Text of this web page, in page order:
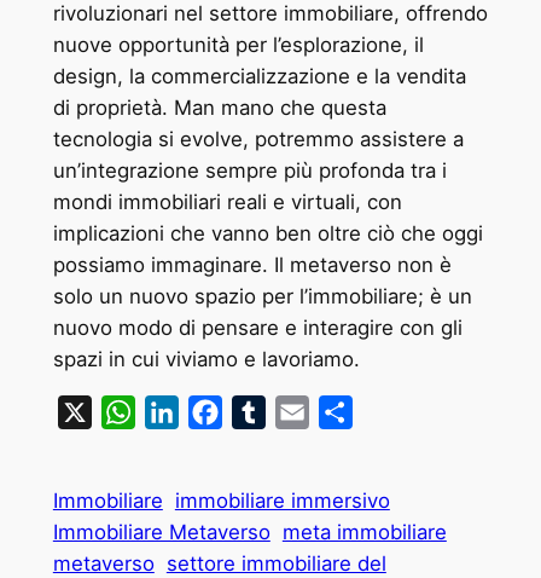
rivoluzionari nel settore immobiliare, offrendo
nuove opportunità per l’esplorazione, il
design, la commercializzazione e la vendita
di proprietà. Man mano che questa
tecnologia si evolve, potremmo assistere a
un’integrazione sempre più profonda tra i
mondi immobiliari reali e virtuali, con
implicazioni che vanno ben oltre ciò che oggi
possiamo immaginare. Il metaverso non è
solo un nuovo spazio per l’immobiliare; è un
nuovo modo di pensare e interagire con gli
spazi in cui viviamo e lavoriamo.
WhatsAppLinkedInFacebookTumblrEmail
Immobiliare immobiliare immersivo
Immobiliare Metaverso meta immobiliare
metaverso settore immobiliare del